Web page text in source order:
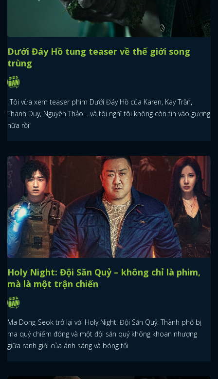
Dưới Đáy Hồ tung teaser về thế giới song
trùng
"Tôi vừa xem teaser phim Dưới Đáy Hồ của Karen, Kay Trần,
Thanh Duy, Nguyên Thảo… và tôi nghĩ tôi không còn tin vào gương
nữa rồi"
Holy Night: Đội Săn Quỷ – không chỉ là phim,
mà là một trận chiến
Ma Dong-Seok trở lại với Holy Night: Đội Săn Quỷ. Thành phố bị
ma quỷ chiếm đóng và một đội săn quỷ không khoan nhượng
giữa ranh giới của ánh sáng và bóng tối